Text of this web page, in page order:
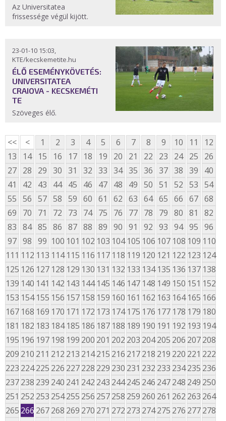
Az Universitatea
frissessége végül kijött.
23-01-10 15:03,
KTE/kecskemetite.hu
ÉLŐ ESEMÉNYKÖVETÉS:
UNIVERSITATEA
CRAIOVA - KECSKEMÉTI
TE
Szöveges élő.
<< < 1 2 3 4 5 6 7 8 9 10 11
12
13
14 15 16 17 18 19 20 21 22 23 24 25
26
27 28 29 30 31 32 33 34 35 36 37 38 39
40
41
42 43 44 45 46 47 48 49 50 51 52 53 54
55 56 57 58 59 60 61 62 63 64 65 66 67 68
69
70 71 72 73 74 75 76 77 78 79 80 81
82
83 84 85 86 87 88 89 90 91 92 93 94 95 96
97 98 99 100 101 102 103 104 105 106 107 108 109 110
111 112 113 114 115 116 117 118 119 120 121 122 123 124
125 126 127 128 129 130 131 132 133 134 135 136 137 138
139 140 141 142 143 144 145 146 147 148 149 150 151 152
153 154 155 156 157 158 159 160 161 162 163 164 165 166
167 168 169 170 171 172 173 174 175 176 177 178 179 180
181 182 183 184 185 186 187 188 189 190 191 192 193 194
195 196 197 198 199 200 201 202 203 204205 206 207208
209 210 211 212 213 214215 216 217218 219 220 221 222
223 224225 226 227228 229 230 231 232 233 234235 236
237238 239 240 241 242 243 244245 246 247248 249 250
251 252 253 254255 256 257258 259 260 261 262 263 264
265 266 267268 269 270 271 272 273 274275 276 277278